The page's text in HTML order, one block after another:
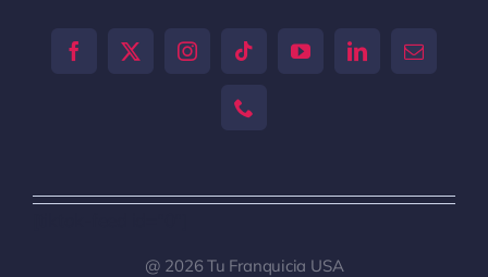
@ 2026 Tu Franquicia USA